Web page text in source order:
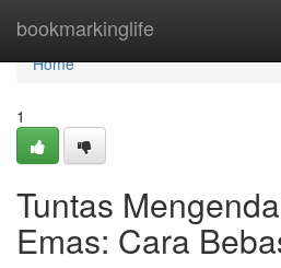
bookmarkinglife
Home
Home
1
Tuntas
Emas: Cara